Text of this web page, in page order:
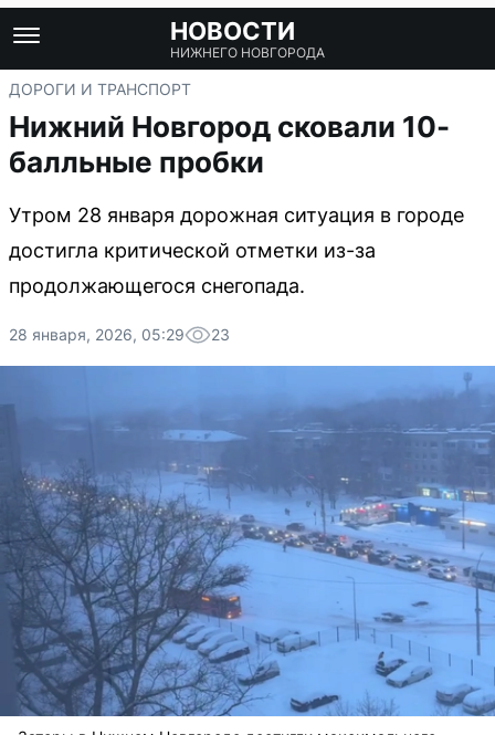
НОВОСТИ
НИЖНЕГО НОВГОРОДА
ДОРОГИ И ТРАНСПОРТ
Нижний Новгород сковали 10-
балльные пробки
Утром 28 января дорожная ситуация в городе
достигла критической отметки из-за
продолжающегося снегопада.
28 января, 2026, 05:29 23